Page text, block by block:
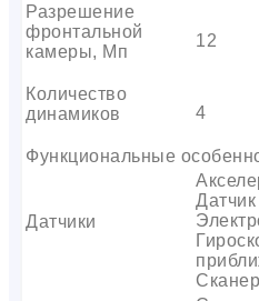
Разрешение
фронтальной
камеры, Мп
12
Количество
динамиков
4
Функциональные
Датчики